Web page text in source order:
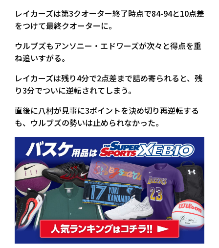
レイカーズは第3クオーター終了時点で84-94と10点差
をつけて最終クオーターに。
ウルブズもアンソニー・エドワーズが次々と得点を重
ね追いすがる。
レイカーズは残り4分で2点差まで詰め寄られると、残
り3分でついに逆転されてしまう。
直後に八村が見事に3ポイントを決め切り再逆転する
も、ウルブズの勢いは止められなかった。